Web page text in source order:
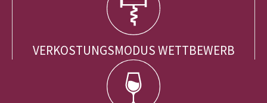
VERKOSTUNGSMODUS WETTBEWERB